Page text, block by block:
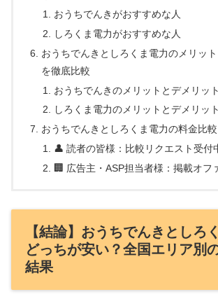
おうちでんきがおすすめな人
しろくま電力がおすすめな人
おうちでんきとしろくま電力のメリッ
を徹底比較
おうちでんきのメリットとデメリット
しろくま電力のメリットとデメリット
おうちでんきとしろくま電力の料金比
👤 読者の皆様：比較リクエスト受付
🏢 広告主・ASP担当者様：掲載オフ
【結論】おうちでんきとしろ
どっちが安い？全国エリア別
結果